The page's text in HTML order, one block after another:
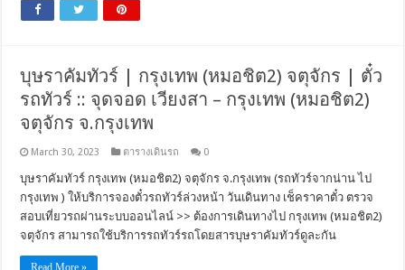
บุษราคัมทัวร์ | กรุงเทพ (หมอชิต2) จตุจักร | ตั๋ว
รถทัวร์ :: จุดจอด เวียงสา – กรุงเทพ (หมอชิต2)
จตุจักร จ.กรุงเทพ
March 30, 2023 ตารางเดินรถ 0
บุษราคัมทัวร์ กรุงเทพ (หมอชิต2) จตุจักร จ.กรุงเทพ (รถทัวร์จากน่าน ไป
กรุงเทพ ) ให้บริการจองตั๋วรถทัวร์ล่วงหน้า วันเดินทาง เช็คราคาตั๋ว ตรวจ
สอบเที่ยวรถผ่านระบบออนไลน์ >> ต้องการเดินทางไป กรุงเทพ (หมอชิต2)
จตุจักร สามารถใช้บริการรถทัวร์รถโดยสารบุษราคัมทัวร์ดูละกัน
Read More »